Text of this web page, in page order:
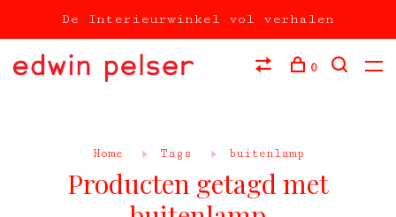
De Interieurwinkel vol verhalen
0
Home Tags buitenlamp
Producten getagd met